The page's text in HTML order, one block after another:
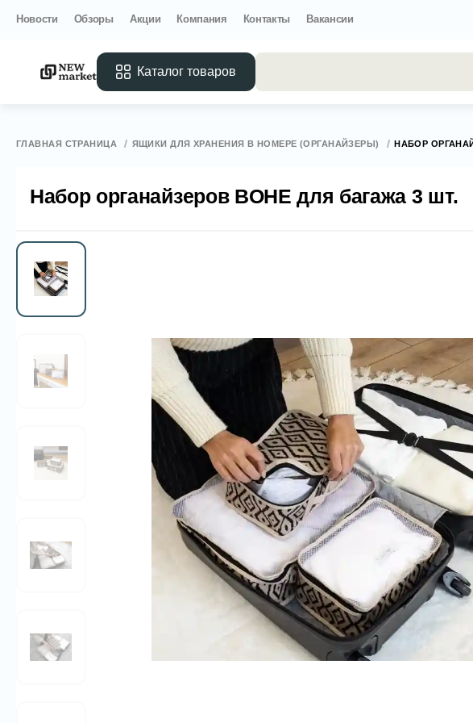
Новости Обзоры Акции Компания Контакты Вакансии
Каталог товаров
ГЛАВНАЯ СТРАНИЦА ЯЩИКИ ДЛЯ ХРАНЕНИЯ В НОМЕРЕ (ОРГАНАЙЗЕРЫ) НАБОР
Набор органайзеров BOHE для багажа 3 шт.